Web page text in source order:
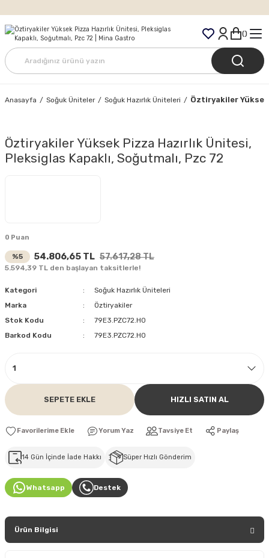
Tüm Siparişlerde Ücretsiz Kargo
Anasayfa Soğuk Üniteler Soğuk Hazırlık Üniteleri Öztiryakiler Yüksek
Öztiryakiler Yüksek Pizza Hazırlık Ünitesi,
Pleksiglas Kapaklı, Soğutmalı, Pzc 72
0 Puan
%5 54.806,65 TL 57.617,28 TL
5.594,39 TL den başlayan taksitlerle!
Kategori
Soğuk Hazırlık Üniteleri
Marka
Öztiryakiler
Stok Kodu
79E3.PZC72.H0
Barkod Kodu
79E3.PZC72.H0
SEPETE EKLE HIZLI SATIN AL
Yorum Yaz Tavsiye Et Paylaş
14 Gün İçinde İade Hakkı Süper Hızlı Gönderim
Whatsapp Destek
Ürün Bilgisi